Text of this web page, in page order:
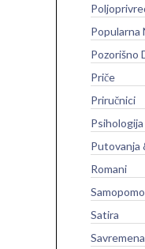
Popularna
Pozorišno
Priče
Priručnici
Psihologija
Putovanja
Romani
Satira